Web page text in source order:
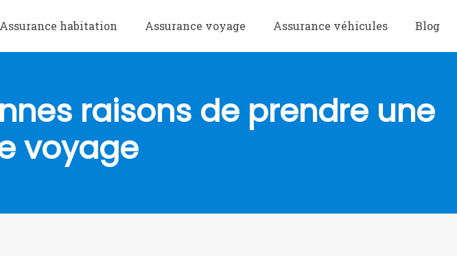
Assurance habitation Assurance voyage Assurance véhicules Blog
raisons de prendre une
voyage